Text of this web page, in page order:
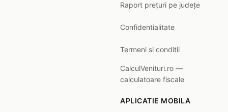
Raport prețuri pe județe
Confidentialitate
Termeni si conditii
CalculVenituri.ro —
calculatoare fiscale
APLICATIE MOBILA